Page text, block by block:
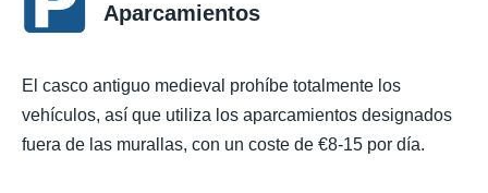
Aparcamientos
El casco antiguo medieval prohíbe totalmente los
vehículos, así que utiliza los aparcamientos designados
fuera de las murallas, con un coste de €8-15 por día.